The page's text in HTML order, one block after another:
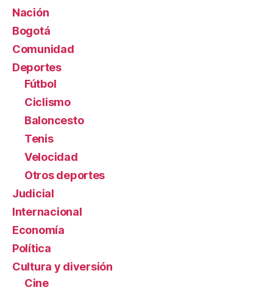
Nación
Bogotá
Comunidad
Deportes
Fútbol
Ciclismo
Baloncesto
Tenis
Velocidad
Otros deportes
Judicial
Internacional
Economía
Política
Cultura y diversión
Cine